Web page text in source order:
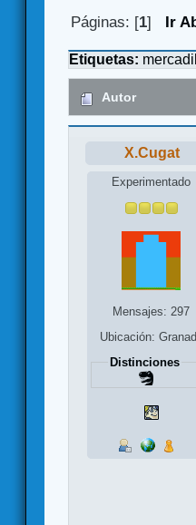
Páginas: [1] Ir
Etiquetas:
Autor
X.Cugat
Experimentado
Mensajes: 297
Ubicación:
Distinciones